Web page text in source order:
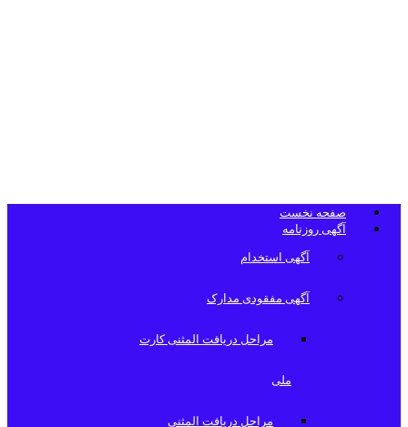
صفحه نخست
آگهی روزنامه
آگهی استخدام
آگهی مفقودی مدارک
مراحل دریافت المثنی کارت
ملی
مراحل دریافت المثنی